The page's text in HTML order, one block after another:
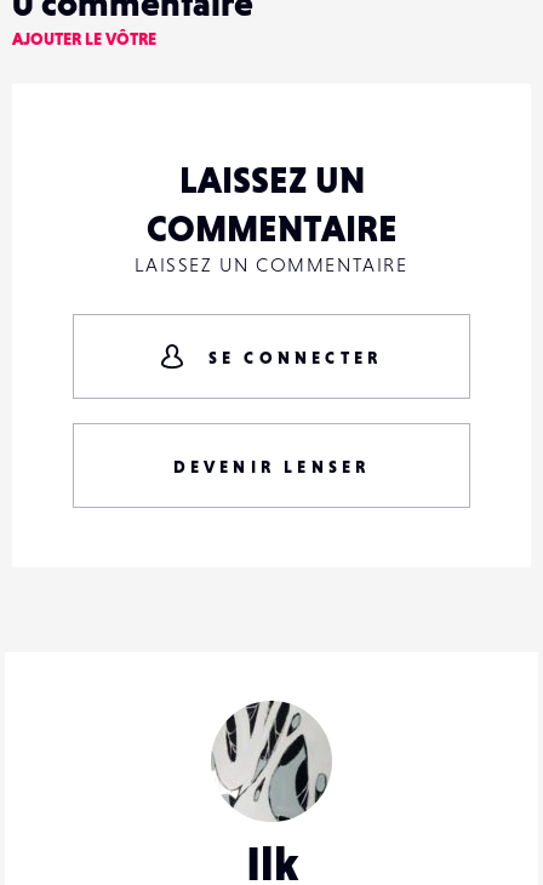
Ilk
AJOUTER LE VÔTRE
LAISSEZ UN
COMMENTAIRE
LAISSEZ UN COMMENTAIRE
SE CONNECTER
DEVENIR LENSER